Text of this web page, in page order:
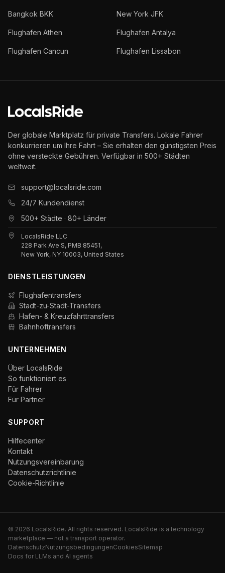
Bangkok BKK New York JFK
Flughafen Athen Flughafen Antalya
Flughafen Cancun Flughafen Lissabon
Der globale Marktplatz für private Transfers. Lokale Fahrer
konkurrieren um Ihre Fahrt – Sie erhalten den günstigsten Preis
ohne versteckte Gebühren. Verfügbar in 500+ Städten
weltweit.
support@localsride.com
24/7 Kundendienst
500+ Städte · 80+ Länder
LocalsRide LLC
228 Park Ave S, PMB 85451,
New York, NY 10003, United States
DIENSTLEISTUNGEN
Flughafentransfers
Stadt-zu-Stadt-Transfers
Hafen- & Kreuzfahrttransfers
Bahnhoftransfers
UNTERNEHMEN
Über LocalsRide
So funktioniert es
Für Fahrer
Für Partner
SUPPORT
Hilfecenter
Kontakt
Nutzungsvereinbarung
Datenschutzrichtlinie
Cookie-Richtlinie
© 2026 LocalsRide. All rights reserved. LocalsRide is a technology
marketplace — not a transport operator.
DatenschutzNutzungsbedingungenCookiesSitemap
Docs for LLMs and AI agents